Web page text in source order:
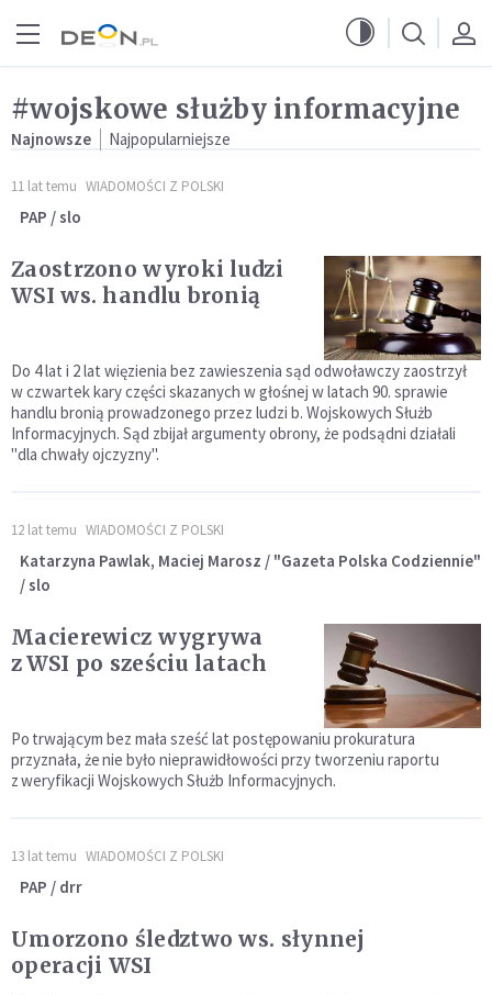
#wojskowe służby informacyjne
Najnowsze Najpopularniejsze
11 lat temu WIADOMOŚCI Z POLSKI
PAP / slo
Zaostrzono wyroki ludzi
WSI ws. handlu bronią
Do 4 lat i 2 lat więzienia bez zawieszenia sąd odwoławczy zaostrzył
w czwartek kary części skazanych w głośnej w latach 90. sprawie
handlu bronią prowadzonego przez ludzi b. Wojskowych Służb
Informacyjnych. Sąd zbijał argumenty obrony, że podsądni działali
"dla chwały ojczyzny".
12 lat temu WIADOMOŚCI Z POLSKI
Katarzyna Pawlak, Maciej Marosz / "Gazeta Polska Codziennie"
/ slo
Macierewicz wygrywa
z WSI po sześciu latach
Po trwającym bez mała sześć lat postępowaniu prokuratura
przyznała, że nie było nieprawidłowości przy tworzeniu raportu
z weryfikacji Wojskowych Służb Informacyjnych.
13 lat temu WIADOMOŚCI Z POLSKI
PAP / drr
Umorzono śledztwo ws. słynnej
operacji WSI